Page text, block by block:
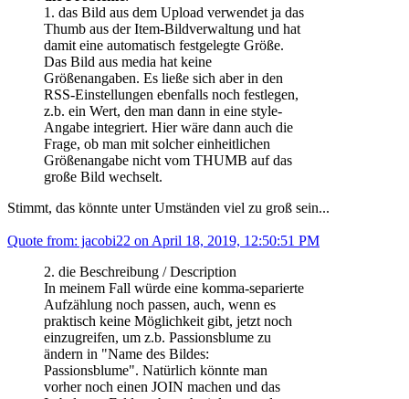
1. das Bild aus dem Upload verwendet ja das
Thumb aus der Item-Bildverwaltung und hat
damit eine automatisch festgelegte Größe.
Das Bild aus media hat keine
Größenangaben. Es ließe sich aber in den
RSS-Einstellungen ebenfalls noch festlegen,
z.b. ein Wert, den man dann in eine style-
Angabe integriert. Hier wäre dann auch die
Frage, ob man mit solcher einheitlichen
Größenangabe nicht vom THUMB auf das
große Bild wechselt.
Stimmt, das könnte unter Umständen viel zu groß sein...
Quote from: jacobi22 on April 18, 2019, 12:50:51 PM
2. die Beschreibung / Description
In meinem Fall würde eine komma-separierte
Aufzählung noch passen, auch, wenn es
praktisch keine Möglichkeit gibt, jetzt noch
einzugreifen, um z.b. Passionsblume zu
ändern in "Name des Bildes:
Passionsblume". Natürlich könnte man
vorher noch einen JOIN machen und das